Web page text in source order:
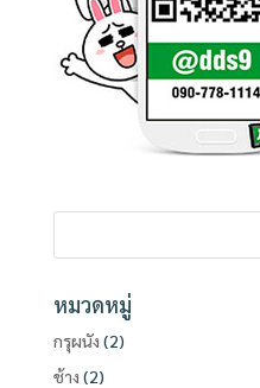
หมวดหมู่
กรุผนัง (2)
ช้าง (2)